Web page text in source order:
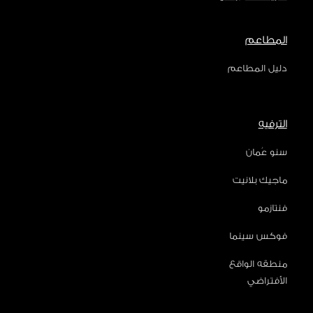
المطاعم
دليل المطاعم
الترفيه
سنو عُمان
ماجيك بلانيت
فنتازمو
فوكس سينما
منطقه الواقع
الأفتراضي